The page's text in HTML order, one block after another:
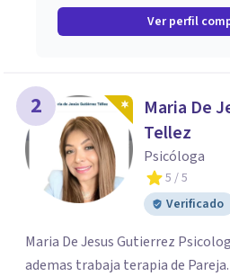
Ver perfil
2
Maria De
Tellez
Psicóloga
5 / 5
Verificado
Maria De Jesus Gutierrez
ademas trabaja terapia de